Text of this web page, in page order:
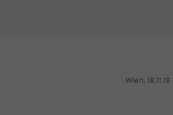
Wien, 18.11.18